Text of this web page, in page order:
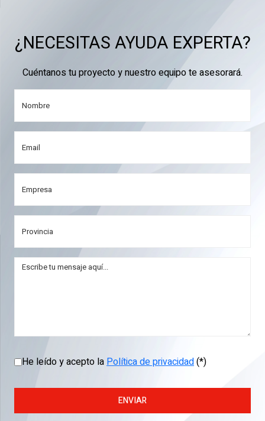
¿NECESITAS AYUDA EXPERTA?
Cuéntanos tu proyecto y nuestro equipo te asesorará.
He leído y acepto laPolítica de privacidad(*)
ENVIAR